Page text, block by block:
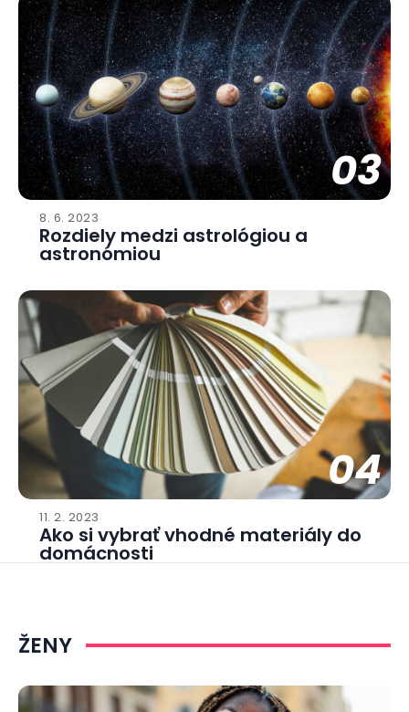
03
8. 6. 2023
Rozdiely medzi astrológiou a
astronómiou
04
11. 2. 2023
Ako si vybrať vhodné materiály do
domácnosti
ŽENY